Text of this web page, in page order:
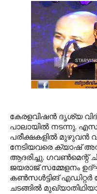
കേരളവിഷന്‍ ദൃശ്യ
പാലായില്‍ നടന്നു.
പരീക്ഷകളില്‍ മുഴുവന്‍
നേടിയവരെ ക്യാഷ്
ആദരിച്ചു. ഗവണ്‍മെന്റ്
ജയരാജ് സമ്മേളനം
കണ്‍സള്‍ട്ടിങ്
ചടങ്ങില്‍